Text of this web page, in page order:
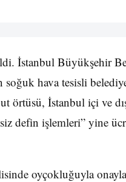
İstanbul Büyükşehir
hava tesisli
örtüsü, İstanbul içi ve
defin işlemleri” yine
oyçokluğuyla